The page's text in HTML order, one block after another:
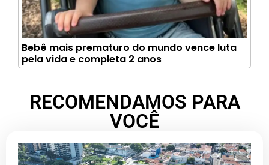
Bebê mais prematuro do mundo vence luta
pela vida e completa 2 anos
RECOMENDAMOS PARA
VOCÊ